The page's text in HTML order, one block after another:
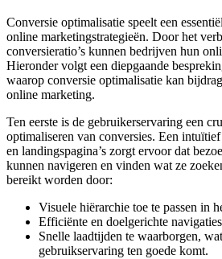
Conversie optimalisatie speelt een
online marketingstrategieën. Door het
conversieratio’s kunnen bedrijven hun
Hieronder volgt een diepgaande
waarop conversie optimalisatie kan
online marketing.
Ten eerste is de gebruikerservaring een
optimaliseren van conversies. Een
en landingspagina’s zorgt ervoor dat
kunnen navigeren en vinden wat ze
bereikt worden door:
Visuele hiërarchie toe te passen in
Efficiënte en doelgerichte
Snelle laadtijden te waarborgen,
gebruikservaring ten goede komt.